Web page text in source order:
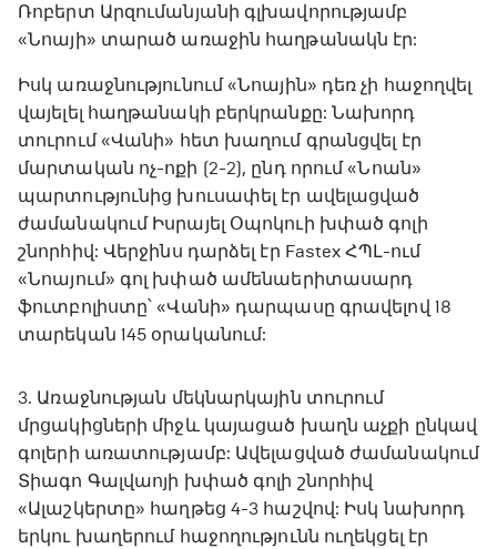
Ռոբերտ Արզումանյանի գլխավորությամբ
«Նոայի» տարած առաջին հաղթանակն էր:
Իսկ առաջնությունում «Նոային» դեռ չի հաջողվել
վայելել հաղթանակի բերկրանքը: Նախորդ
տուրում «Վանի» հետ խաղում գրանցվել էր
մարտական ոչ-ոքի (2-2), ընդ որում «Նոան»
պարտությունից խուսափել էր ավելացված
ժամանակում Իսրայել Օպոկուի խփած գոլի
շնորհիվ: Վերջինս դարձել էր Fastex ՀՊԼ-ում
«Նոայում» գոլ խփած ամենաերիտասարդ
ֆուտբոլիստը՝ «Վանի» դարպասը գրավելով 18
տարեկան 145 օրականում:
3. Առաջնության մեկնարկային տուրում
մրցակիցների միջև կայացած խաղն աչքի ընկավ
գոլերի առատությամբ: Ավելացված ժամանակում
Տիագո Գալվաոյի խփած գոլի շնորհիվ
«Ալաշկերտը» հաղթեց 4-3 հաշվով: Իսկ նախորդ
երկու խաղերում հաջողությունն ուղեկցել էր